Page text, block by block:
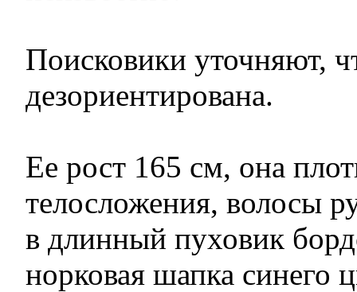
Поисковики уточняют,
дезориентирована.
Ее рост 165 см, она
телосложения, волосы
в длинный пуховик
норковая шапка синего